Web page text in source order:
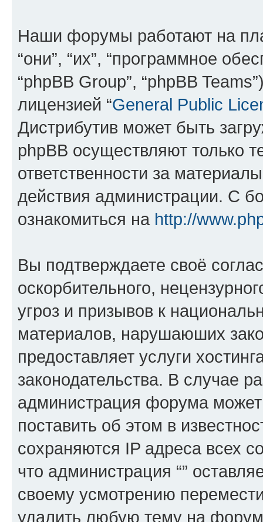
Наши форумы работают на
“они”, “их”, “программное
“phpBB Group”, “phpBB
лицензией “General Public
Дистрибутив может быть
phpBB осуществляют только
ответственности за
действия администрации. С
ознакомиться на http://
Вы подтверждаете своё
оскорбительного,
угроз и призывов к
материалов, нарушаюших
предоставляет услуги
законодательства. В случае
администрация форума
поставить об этом в
сохраняются IP адреса всех
что администрация “”
своему усмотрению
удалить любую тему на